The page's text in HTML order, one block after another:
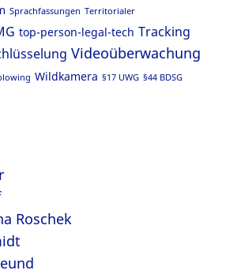
Sprachfassungen Territorialer
top-person-legal-tech Tracking
Videoüberwachung
Wildkamera §17 UWG §44 BDSG
Roschek